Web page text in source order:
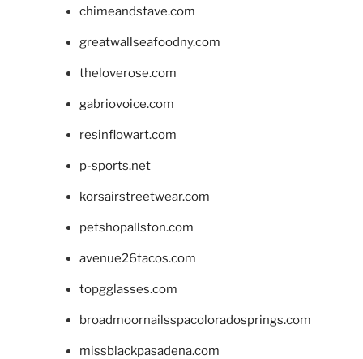
chimeandstave.com
greatwallseafoodny.com
theloverose.com
gabriovoice.com
resinflowart.com
p-sports.net
korsairstreetwear.com
petshopallston.com
avenue26tacos.com
topgglasses.com
broadmoornailsspacoloradosprings.com
missblackpasadena.com